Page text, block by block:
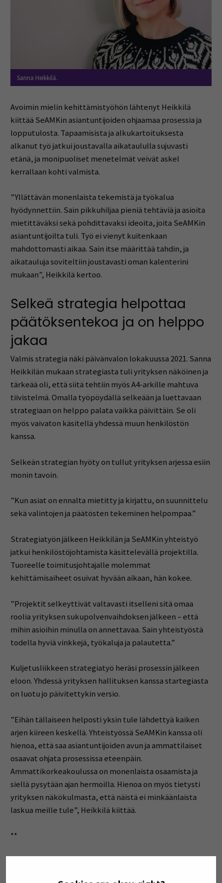
Sanna Heikkilä.
Avoimin mielin kehittämistyöhön lähtenyt Heikkilä
kiittää SeAMKin asiantuntijoiden ohjaamaa prosessia ja
lopputulosta. Tapaamisista ja alkukartoituksesta
alkanut työ jatkui joustavalla aikataululla sujuvasti
etänä, ja monipuoliset menetelmät veivät askel
kerrallaan kohti valmista.
”Yllättävän monenlaista tekemistä ja työkalua
hyödynnettiin. Sain pikkuhiljaa pieniä tehtäviä ja asioita
mietittäväksi sekä pohdittavaksi ideoita, joita SeAMKin
asiantuntijoilta tuli. Työ ei vienyt kuitenkaan
mahdottomasti aikaa. Sain itse määrittää tahdin, ja
aikatauluja soviteltiin joustavasti oman kalenterini
mukaan”, Heikkilä kertoo.
Selkeä strategia helpottaa
päätöksentekoa ja on helppo
jakaa
Valmis strategia näki päivänvalon lokakuussa 2021. Sanna
Heikkilän mukaan strategiasta tuli yrityksen näköinen ja
tärkeää oli, että siitä tehtiin myös A4-arkille mahtuva
tiivistelmä. Omalla työpöydällä selkeään ja luettavaan
strategiaan on helppo palata vaikka päivittäin. Se oli
myös vaivaton käsitellä yhdessä muun henkilöstön
kanssa.
Selkeän strategian hyöty on tullut yrityksen arjessa esiin
monin tavoin.
”Kun asiat on ennalta mietitty ja kirjattu, on suunnittelu
sekä valintojen ja päätösten tekeminen helpompaa.”
Strategiatyön jälkeen Heikkilän ja SeAMKin yhteistyö
jatkui henkilöstöjohtamista käsittelevällä projektilla.
Tuoreelle toimitusjohtajalle molemmat
kehittämisaiheet osuivat hyvään aikaan, hän kokee.
”Projektit selkeyttivät valtavasti itselleni sitä omaa
roolia yrityksen sukupolvenvaihdoksen jälkeen – että
mihin asioihin minulla on annettavaa. Sain yhteistyöstä
todella hyviä vinkkejä, työkaluja ja palautetta.”
Kuljetusliikkeen strategiatyö heräsi prosessin jälkeen
eloon. Yhdessä yrityksen hallituksen kanssa startegiasta
on luotu jo päivitettykin versio.
”Eihän tällaiseen helposti yksin tule lähdettyä kaiken
arjen kiireen keskellä. Yhteistyössä SeAMKin kanssa oli
hienoa, että saa asiantuntijoiden avun ja ammattilaiset
osaavat ohjata prosessissa eteenpäin.
Ammattikorkeakoulussa on monenlaista osaamista ja
siellä pysytään ajan hermoilla. Hienoa on myös tietysti
yrityksen näkökulmasta, että näistä ei minkäänlaista
laskua meille tule”, Heikkilä kiittää.
**